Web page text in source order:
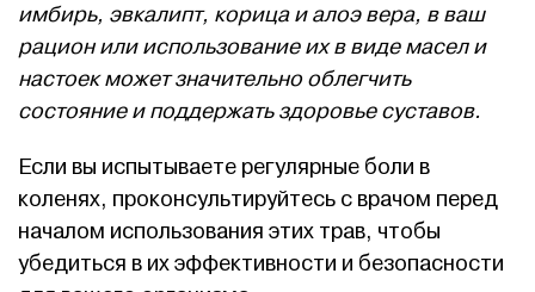
имбирь, эвкалипт, корица и алоэ вера, в ваш
рацион или использование их в виде масел и
настоек может значительно облегчить
состояние и поддержать здоровье суставов.
Если вы испытываете регулярные боли в
коленях, проконсультируйтесь с врачом перед
началом использования этих трав, чтобы
убедиться в их эффективности и безопасности